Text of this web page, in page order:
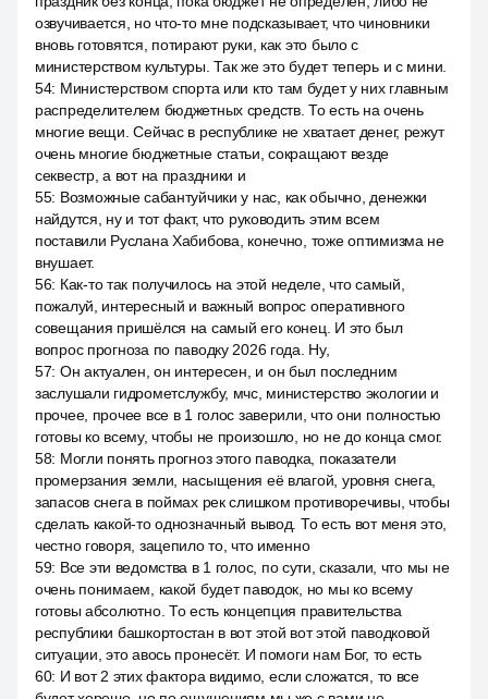
озвучивается, но что-то мне подсказывает, что чиновники
вновь готовятся, потирают руки, как это было с
министерством культуры. Так же это будет теперь и с мини.
54: Министерством спорта или кто там будет у них главным
распределителем бюджетных средств. То есть на очень
многие вещи. Сейчас в республике не хватает денег, режут
очень многие бюджетные статьи, сокращают везде
секвестр, а вот на праздники и
55: Возможные сабантуйчики у нас, как обычно, денежки
найдутся, ну и тот факт, что руководить этим всем
поставили Руслана Хабибова, конечно, тоже оптимизма не
внушает.
56: Как-то так получилось на этой неделе, что самый,
пожалуй, интересный и важный вопрос оперативного
совещания пришёлся на самый его конец. И это был
вопрос прогноза по паводку 2026 года. Ну,
57: Он актуален, он интересен, и он был последним
заслушали гидрометслужбу, мчс, министерство экологии и
прочее, прочее все в 1 голос заверили, что они полностью
готовы ко всему, чтобы не произошло, но не до конца смог.
58: Могли понять прогноз этого паводка, показатели
промерзания земли, насыщения её влагой, уровня снега,
запасов снега в поймах рек слишком противоречивы, чтобы
сделать какой-то однозначный вывод. То есть вот меня это,
честно говоря, зацепило то, что именно
59: Все эти ведомства в 1 голос, по сути, сказали, что мы не
очень понимаем, какой будет паводок, но мы ко всему
готовы абсолютно. То есть концепция правительства
республики башкортостан в вот этой вот этой паводковой
ситуации, это авось пронесёт. И помоги нам Бог, то есть
60: И вот 2 этих фактора видимо, если сложатся, то все